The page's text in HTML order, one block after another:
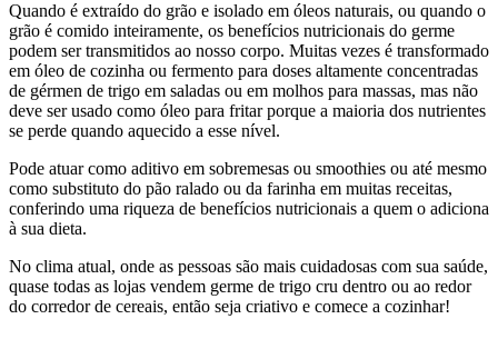
Quando é extraído do grão e isolado em óleos naturais, ou quando o
grão é comido inteiramente, os benefícios nutricionais do germe
podem ser transmitidos ao nosso corpo. Muitas vezes é transformado
em óleo de cozinha ou fermento para doses altamente concentradas
de gérmen de trigo em saladas ou em molhos para massas, mas não
deve ser usado como óleo para fritar porque a maioria dos nutrientes
se perde quando aquecido a esse nível.
Pode atuar como aditivo em sobremesas ou smoothies ou até mesmo
como substituto do pão ralado ou da farinha em muitas receitas,
conferindo uma riqueza de benefícios nutricionais a quem o adiciona
à sua dieta.
No clima atual, onde as pessoas são mais cuidadosas com sua saúde,
quase todas as lojas vendem germe de trigo cru dentro ou ao redor
do corredor de cereais, então seja criativo e comece a cozinhar!